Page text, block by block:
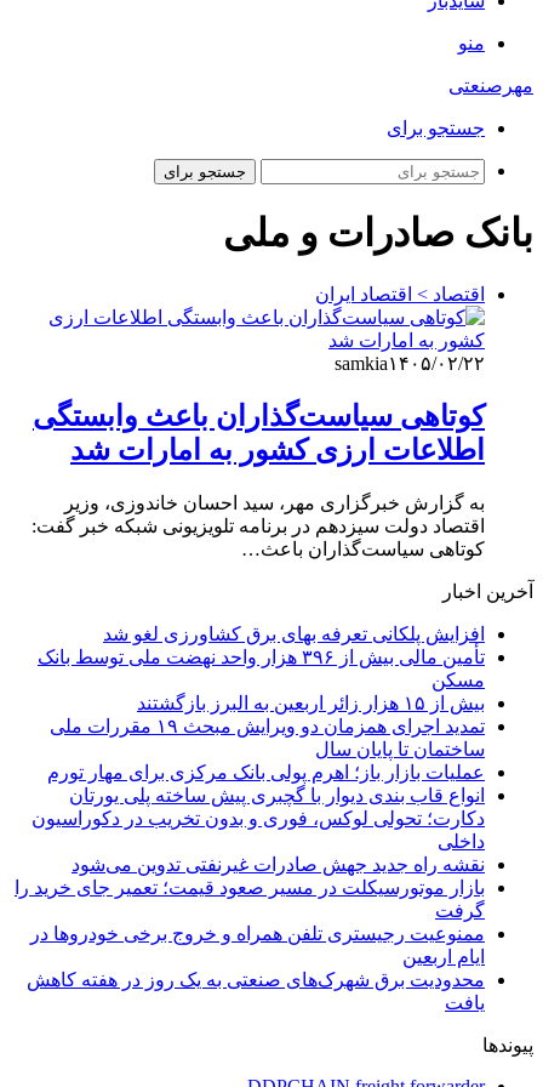
منو
مهرصنعتی
جستجو برای
جستجو برای
بانک صادرات و ملی
اقتصاد > اقتصاد ایران
samkia۱۴۰۵/۰۲/۲۲
کوتاهی سیاست‌گذاران باعث وابستگی
اطلاعات ارزی کشور به امارات شد
به گزارش خبرگزاری مهر، سید احسان خاندوزی، وزیر
اقتصاد دولت سیزدهم در برنامه تلویزیونی شبکه خبر گفت:
کوتاهی سیاست‌گذاران باعث…
آخرین اخبار
افزایش پلکانی تعرفه بهای برق کشاورزی لغو شد
تأمین مالی بیش از ۳۹۶ هزار واحد نهضت ملی توسط بانک
مسکن
بیش از ۱۵ هزار زائر اربعین به البرز بازگشتند
تمدید اجرای همزمان دو ویرایش مبحث ۱۹ مقررات ملی
ساختمان تا پایان سال
عملیات بازار باز؛ اهرم پولی بانک مرکزی برای مهار تورم
انواع قاب بندی دیوار با گچبری پیش ساخته پلی یورتان
دکارت؛ تحولی لوکس، فوری و بدون تخریب در دکوراسیون
داخلی
نقشه راه جدید جهش صادرات غیرنفتی تدوین می‌شود
بازار موتورسیکلت در مسیر صعود قیمت؛ تعمیر جای خرید را
گرفت
ممنوعیت رجیستری تلفن همراه و خروج برخی خودروها در
ایام اربعین
محدودیت برق شهرک‌های صنعتی به یک روز در هفته کاهش
یافت
پیوندها